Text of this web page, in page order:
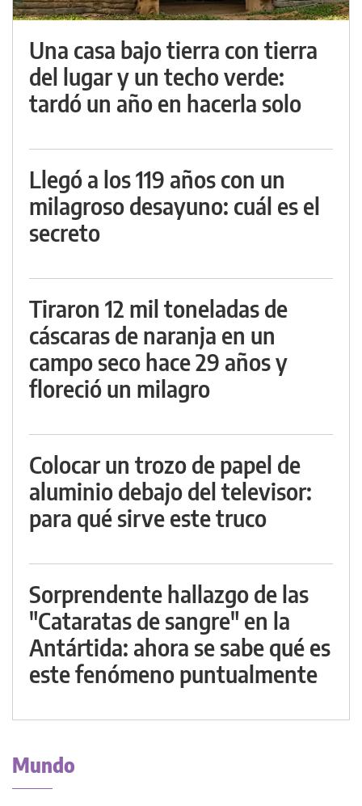
Una casa bajo tierra con tierra
del lugar y un techo verde:
tardó un año en hacerla solo
Llegó a los 119 años con un
milagroso desayuno: cuál es el
secreto
Tiraron 12 mil toneladas de
cáscaras de naranja en un
campo seco hace 29 años y
floreció un milagro
Colocar un trozo de papel de
aluminio debajo del televisor:
para qué sirve este truco
Sorprendente hallazgo de las
"Cataratas de sangre" en la
Antártida: ahora se sabe qué es
este fenómeno puntualmente
Mundo